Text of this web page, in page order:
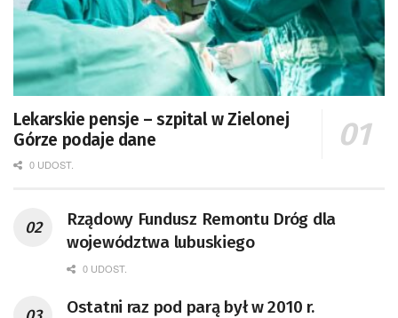
Lekarskie pensje – szpital w Zielonej
Górze podaje dane
0 UDOST.
Rządowy Fundusz Remontu Dróg dla
województwa lubuskiego
0 UDOST.
Ostatni raz pod parą był w 2010 r.